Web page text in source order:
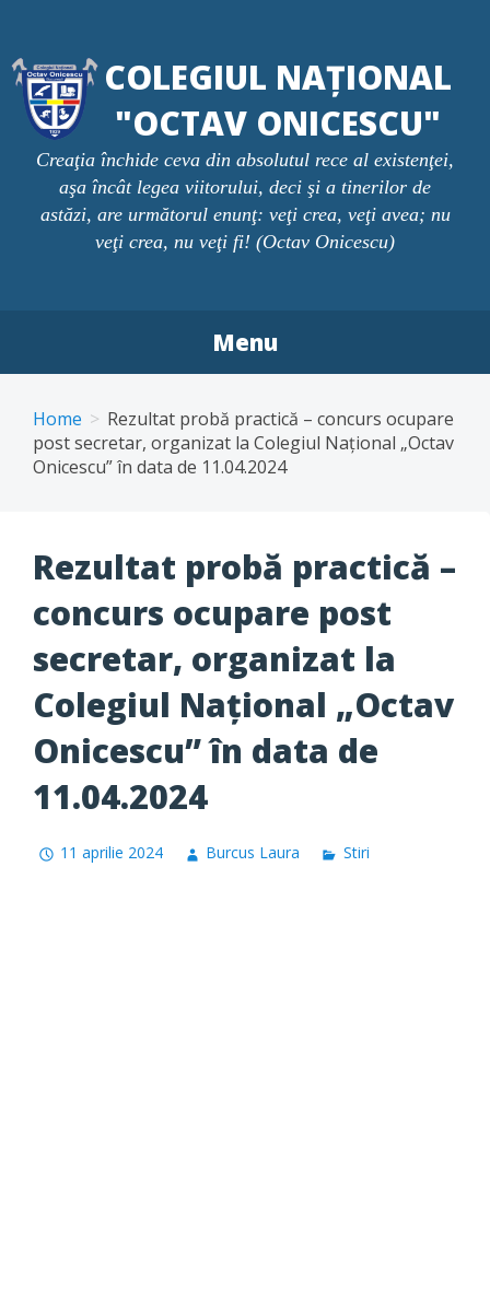
content
COLEGIUL NAȚIONAL
"OCTAV ONICESCU"
Creaţia închide ceva din absolutul rece al existenţei,
aşa încât legea viitorului, deci şi a tinerilor de
astăzi, are următorul enunţ: veţi crea, veţi avea; nu
veţi crea, nu veţi fi! (Octav Onicescu)
Menu
Home
Rezultat probă practică – concurs ocupare
post secretar, organizat la Colegiul Naţional „Octav
Onicescu” în data de 11.04.2024
Rezultat probă practică –
concurs ocupare post
secretar, organizat la
Colegiul Naţional „Octav
Onicescu” în data de
11.04.2024
11 aprilie 2024 Burcus Laura Stiri